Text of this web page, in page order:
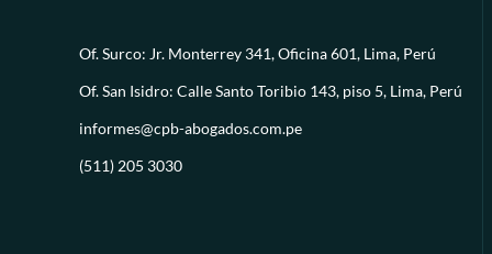
Of. Surco: Jr. Monterrey 341, Oficina 601, Lima, Perú
Of. San Isidro: Calle Santo Toribio 143, piso 5, Lima, Perú
informes@cpb-abogados.com.pe
(511) 205 3030